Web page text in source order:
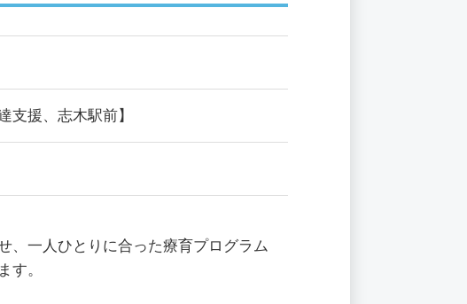
支援、志木駅前】
、一人ひとりに合った療育プログラム
す。